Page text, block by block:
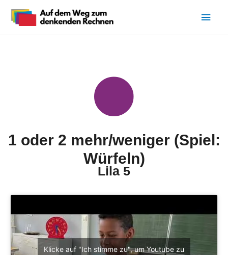
1 oder 2 mehr/weniger (Spiel:
Würfeln)
Lila 5
Klicke auf "Ich stimme zu", um Youtube zu